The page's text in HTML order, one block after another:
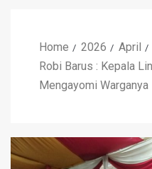
Home 2026
April
Robi Barus : Kepala
Mengayomi Warganya